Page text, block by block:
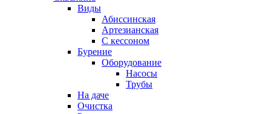
Виды
Абиссинская
Артезианская
С кессоном
Бурение
Оборудование
Насосы
Трубы
На даче
Очистка